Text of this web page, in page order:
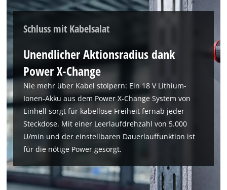
Schluss mit Kabelsalat
Unendlicher Aktionsradius dank
Power X-Change
Nie mehr über Kabel stolpern: Ein 18 V Lithium-
Ionen-Akku aus dem Power X-Change System von
Einhell sorgt für kabellose Freiheit fernab jeder
Steckdose. Mit einer Leerlaufdrehzahl von 5.000
U/min und der einstellbaren Dauerlauffunktion ist
für die nötige Power gesorgt.